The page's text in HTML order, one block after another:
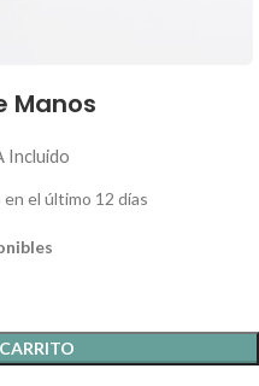
Manos
Incluido
el último 12 días